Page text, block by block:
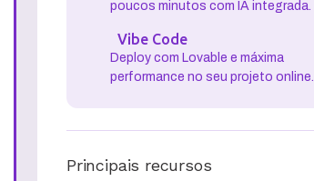
poucos minutos com IA integrada.
Vibe Code
Deploy com Lovable e máxima
performance no seu projeto online.
Principais recursos